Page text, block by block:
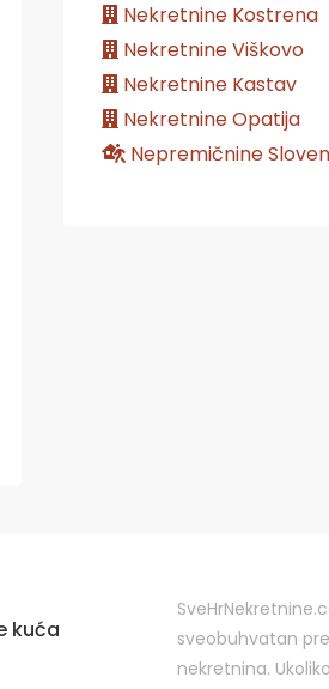
Nekretnine Kostrena
Nekretnine Viškovo
Nekretnine Kastav
Nekretnine Opatija
Nepremičnine
kuća
sveobuhvatan
nekretnina.